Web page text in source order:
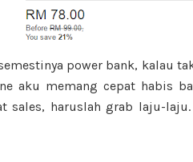
power bank, kalau
aku memang cepat habis
sales, haruslah grab laju-